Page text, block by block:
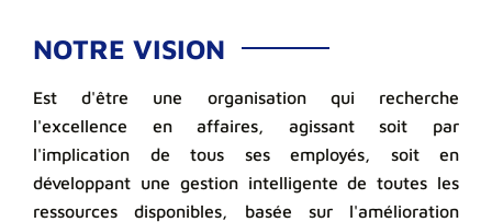
NOTRE VISION
Est d'être une organisation qui recherche
l'excellence en affaires, agissant soit par
l'implication de tous ses employés, soit en
développant une gestion intelligente de toutes les
ressources disponibles, basée sur l'amélioration